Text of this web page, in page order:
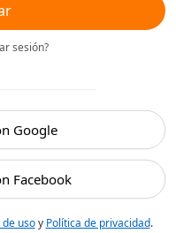
sesión?
Google
Facebook
usoy Política de privacidad.